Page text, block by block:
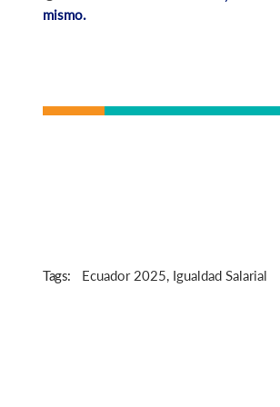
mismo.
Tags: Ecuador 2025, Igualdad Salarial